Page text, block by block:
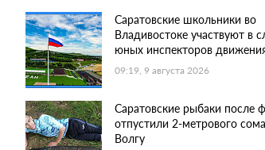
Саратовские школьники во
Владивостоке участвуют в
юных инспекторов
09:19, 9 августа 2026
Саратовские рыбаки после
отпустили 2-метрового
Волгу